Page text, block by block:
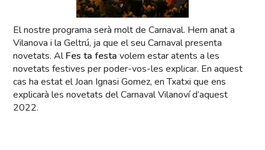
El nostre programa serà molt de Carnaval. Hem anat a
Vilanova i la Geltrú, ja que el seu Carnaval presenta
novetats. AlFes ta festa volem estar atents a les
novetats festives per poder-vos-les explicar. En aquest
cas ha estat el Joan Ignasi Gomez, en Txatxi que ens
explicarà les novetats del Carnaval Vilanoví d’aquest
2022.